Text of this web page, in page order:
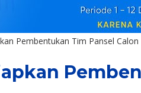
Pembentukan Tim Pansel